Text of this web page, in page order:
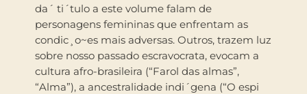
da´ ti´tulo a este volume falam de
personagens femininas que enfrentam as
condic¸o~es mais adversas. Outros, trazem luz
sobre nosso passado escravocrata, evocam a
cultura afro-brasileira (“Farol das almas”,
“Alma”), a ancestralidade indi´gena (“O espi